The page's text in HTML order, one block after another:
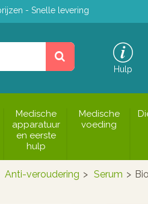
- Snelle levering
Hulp
Medische
apparatuur
en eerste
hulp
Medische
voeding
Anti-veroudering > Serum >